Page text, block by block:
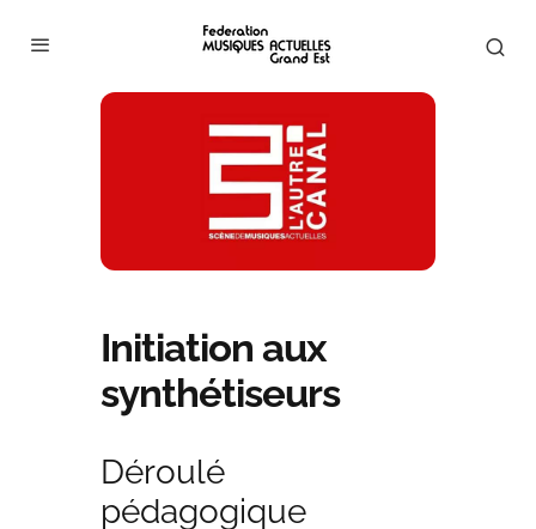
Initiation aux
synthétiseurs
Déroulé
pédagogique